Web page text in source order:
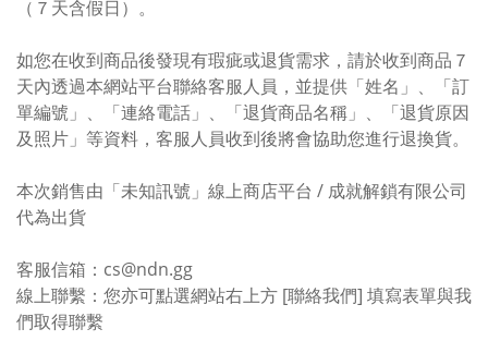
（７天含假日）。
如您在收到商品後發現有瑕疵或退貨需求，請於收到商品７
天內透過本網站平台聯絡客服人員，並提供「姓名」、「訂
單編號」、「連絡電話」、「退貨商品名稱」、「退貨原因
及照片」等資料，客服人員收到後將會協助您進行退換貨。
本次銷售由「未知訊號」線上商店平台 / 成就解鎖有限公司
代為出貨
客服信箱：cs@ndn.gg
線上聯繫：您亦可點選網站右上方 [聯絡我們] 填寫表單與我
們取得聯繫